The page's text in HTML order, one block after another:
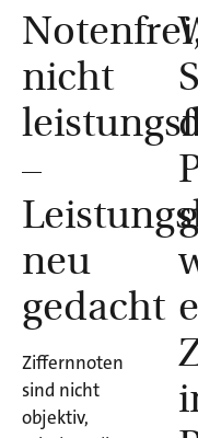
nicht
–
neu
gedacht
Ziffernnoten
sind nicht
objektiv,